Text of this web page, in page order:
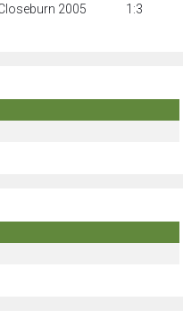
2005 1:3